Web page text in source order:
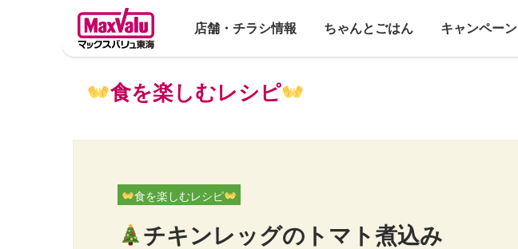
店舗・チラシ情報 ちゃんとごはん キャンペーン
食を楽しむレシピ
食を楽しむレシピ
チキンレッグのトマト煮込み